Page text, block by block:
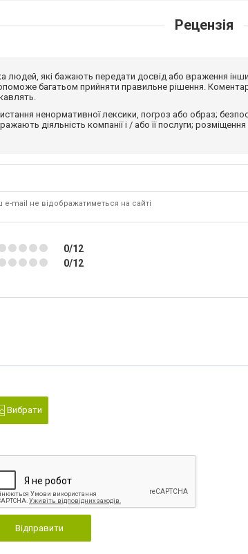
Рецензія
людей, які бажають передати досвід або враження
багатьом прийняти правильне рішення.
ненормативної лексики, погроз або образ;
діяльність компанії і / або її послуги;
e-mail не відображатиметься на сайті
0/12
0/12
Вибрати
Відправити